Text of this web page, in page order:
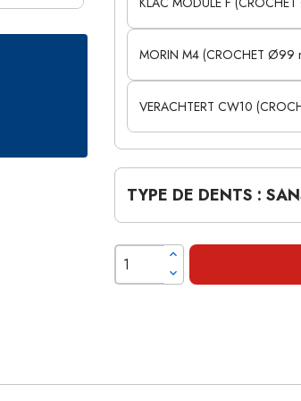
MORIN M4 (CROCHET Ø99
VERACHTERT CW10
TYPE DE DENTS :